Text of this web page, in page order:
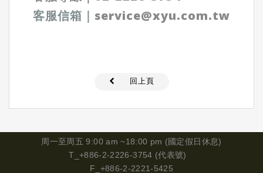
客服信箱 ｜ service@xyu.com.tw
回上頁
周一至周五 9:00 am ~18:00 pm (國定假日休息)
T_+886-2-2226-3754 (代表號)
F_+886-2-2221-5425